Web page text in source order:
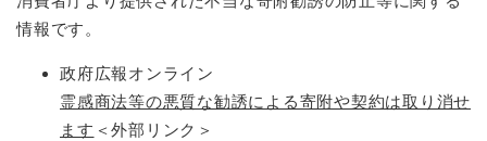
情報です。
政府広報オンライン
霊感商法等の悪質な勧誘による寄附や契約は取り消せ
ます ＜外部リンク＞